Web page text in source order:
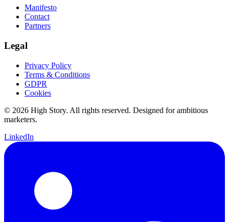
Manifesto
Contact
Partners
Legal
Privacy Policy
Terms & Conditions
GDPR
Cookies
© 2026 High Story. All rights reserved. Designed for ambitious
marketers.
LinkedIn